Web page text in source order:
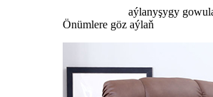
aýlanyşygy
Önümlere göz aýlaň